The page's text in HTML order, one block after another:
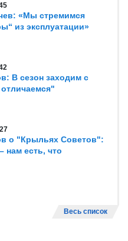
«Мы стремимся
из эксплуатации»
В сезон заходим с
о "Крыльях Советов":
нам есть, что
Весь список